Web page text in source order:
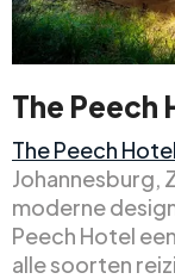
The Peech
The Peech Hotel
Johannesburg,
moderne
Peech Hotel
alle soorten